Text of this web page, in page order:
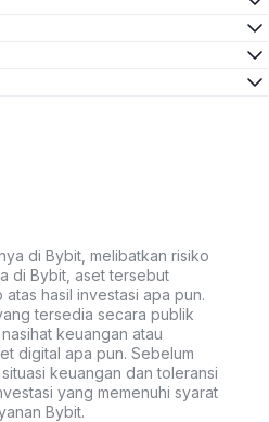
di Bybit, melibatkan risiko
di Bybit, aset tersebut
hasil investasi apa pun.
tersedia secara publik
keuangan atau
digital apa pun. Sebelum
keuangan dan toleransi
yang memenuhi syarat
Bybit.